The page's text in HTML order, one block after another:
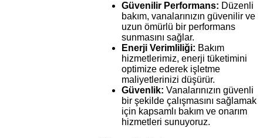
Güvenilir Performans: Düzenli
bakım, vanalarınızın güvenilir ve
uzun ömürlü bir performans
sunmasını sağlar.
Enerji Verimliliği: Bakım
hizmetlerimiz, enerji tüketimini
optimize ederek işletme
maliyetlerinizi düşürür.
Güvenlik: Vanalarınızın güvenli
bir şekilde çalışmasını sağlamak
için kapsamlı bakım ve onarım
hizmetleri sunuyoruz.